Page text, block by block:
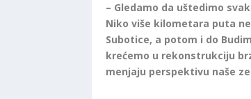
– Gledamo da uštedimo
Niko više kilometara puta
Subotice, a potom i do
krećemo u rekonstrukciju
menjaju perspektivu naše